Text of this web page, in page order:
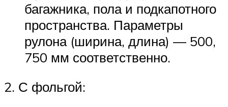
багажника, пола и подкапотного
пространства. Параметры
рулона (ширина, длина) — 500,
750 мм соответственно.
2. С фольгой: